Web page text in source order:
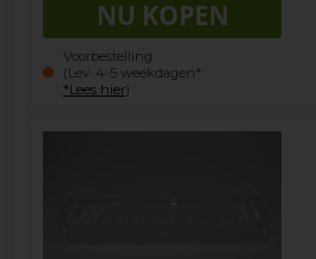
Voorbestelling
(Lev. 4-5 weekdagen*
*Lees hier)